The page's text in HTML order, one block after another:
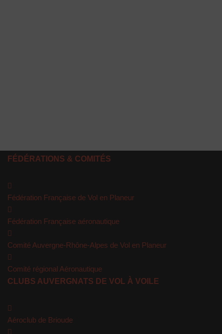
FÉDÉRATIONS & COMITÉS
Fédération Française de Vol en Planeur
Fédération Française aéronautique
Comité Auvergne-Rhône-Alpes de Vol en Planeur
Comité régional Aéronautique
CLUBS AUVERGNATS DE VOL À VOILE
Aéroclub de Brioude